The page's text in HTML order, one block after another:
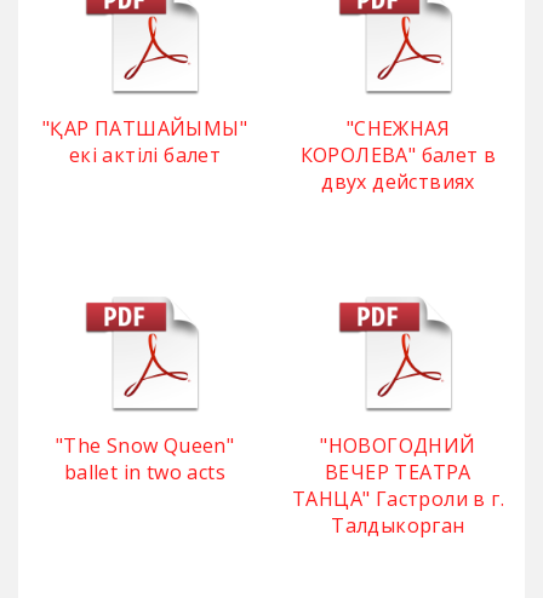
"ҚАР ПАТШАЙЫМЫ"
екі актілі балет
"СНЕЖНАЯ
КОРОЛЕВА" балет в
двух действиях
"The Snow Queen"
ballet in two acts
"НОВОГОДНИЙ
ВЕЧЕР ТЕАТРА
ТАНЦА" Гастроли в г.
Талдыкорган